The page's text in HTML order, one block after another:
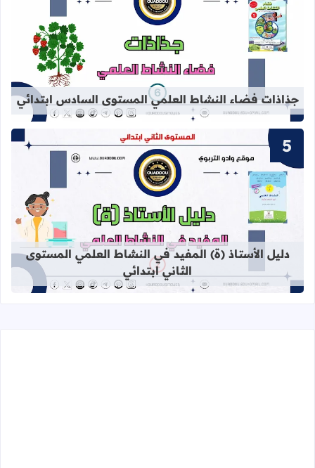
قراءة المزيد عن جذاذات فضاء
جذاذات فضاء النشاط العلمي المستوى السادس ابتدائي
قراءة المزيد عن دليل الأستاذ (ة)
دليل الأستاذ (ة) المفيد في النشاط العلمي المستوى
الثاني ابتدائي